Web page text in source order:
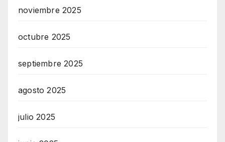
noviembre 2025
octubre 2025
septiembre 2025
agosto 2025
julio 2025